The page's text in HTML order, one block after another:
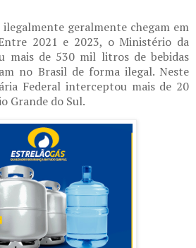
geralmente chegam em
2021 e 2023, o Ministério da
mais de 530 mil litros de bebidas
no Brasil de forma ilegal. Neste
Federal interceptou mais de 20
Grande do Sul.